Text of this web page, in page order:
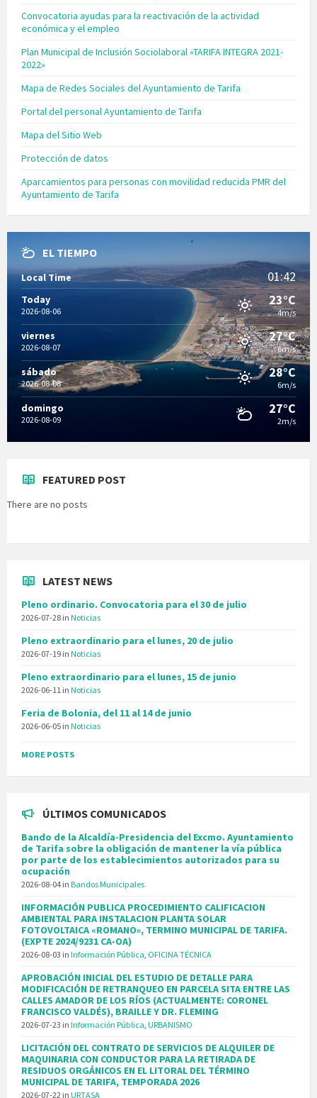
Convocatoria ayudas para la reactivación de la actividad
económica y el empleo
Plan Municipal de Inclusión Sociolaboral «TARIFA INTEGRA 2021-
2022»
Mapa de Redes Sociales del Ayuntamiento de Tarifa
Portal del personal Ayuntamiento de Tarifa
Mapa del Sitio Web
Protección de datos
Aparcamientos para personas con movilidad reducida PMR del
Ayuntamiento de Tarifa
EL TIEMPO
Local Time 01:42
Today
2026-08-06
23°C
4m/s
viernes
2026-08-07
27°C
6m/s
sábado
2026-08-08
28°C
6m/s
domingo
2026-08-09
27°C
2m/s
FEATURED POST
There are no posts
LATEST NEWS
Pleno ordinario. Convocatoria para el 30 de julio
2026-07-28 in Noticias
Pleno extraordinario para el lunes, 20 de julio
2026-07-19 in Noticias
Pleno extraordinario para el lunes, 15 de junio
2026-06-11 in Noticias
Feria de Bolonia, del 11 al 14 de junio
2026-06-05 in Noticias
MORE POSTS
ÚLTIMOS COMUNICADOS
Bando de la Alcaldía-Presidencia del Excmo. Ayuntamiento
de Tarifa sobre la obligación de mantener la vía pública
por parte de los establecimientos autorizados para su
ocupación
2026-08-04 in Bandos Municipales
INFORMACIÓN PUBLICA PROCEDIMIENTO CALIFICACION
AMBIENTAL PARA INSTALACION PLANTA SOLAR
FOTOVOLTAICA «ROMANO», TERMINO MUNICIPAL DE TARIFA.
(EXPTE 2024/9231 CA-OA)
2026-08-03 in Información Pública, OFICINA TÉCNICA
APROBACIÓN INICIAL DEL ESTUDIO DE DETALLE PARA
MODIFICACIÓN DE RETRANQUEO EN PARCELA SITA ENTRE LAS
CALLES AMADOR DE LOS RÍOS (ACTUALMENTE: CORONEL
FRANCISCO VALDÉS), BRAILLE Y DR. FLEMING
2026-07-23 in Información Pública, URBANISMO
LICITACIÓN DEL CONTRATO DE SERVICIOS DE ALQUILER DE
MAQUINARIA CON CONDUCTOR PARA LA RETIRADA DE
RESIDUOS ORGÁNICOS EN EL LITORAL DEL TÉRMINO
MUNICIPAL DE TARIFA, TEMPORADA 2026
2026-07-22 in URTASA